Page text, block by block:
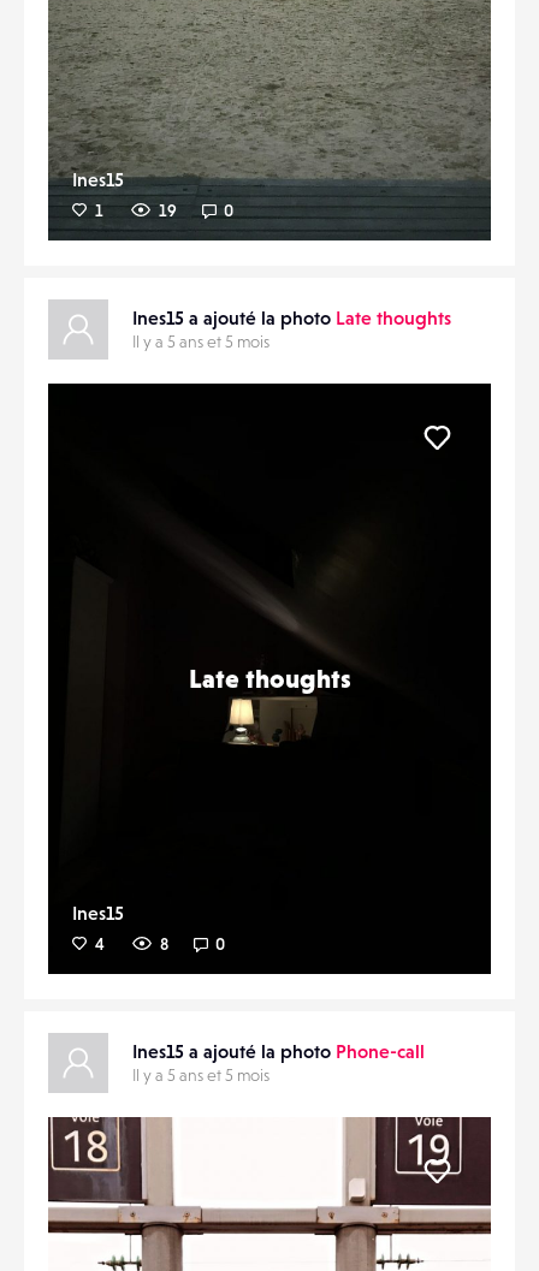
Ines15
1 19 0
Ines15 a ajouté la photo Late thoughts
Il y a 5 ans et 5 mois
Late thoughts
Ines15
4 8 0
Ines15 a ajouté la photo Phone-call
Il y a 5 ans et 5 mois